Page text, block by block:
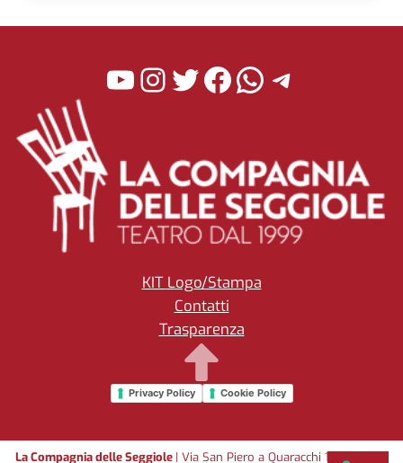
YouTube
Instagram
Twitter
Facebook
WhatsApp
KIT Logo/Stampa
Contatti
Trasparenza
Privacy Policy Cookie Policy
La Compagnia delle Seggiole | Via San Piero a Quaracchi 17/15 50145